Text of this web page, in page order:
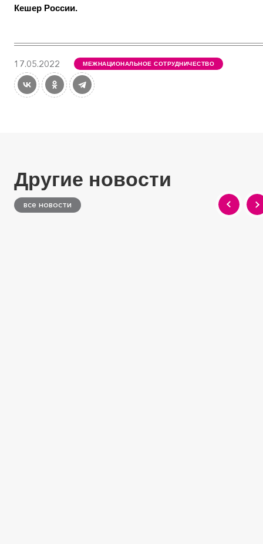
Кешер России.
17.05.2022 МЕЖНАЦИОНАЛЬНОЕ СОТРУДНИЧЕСТВО
Другие новости
все новости